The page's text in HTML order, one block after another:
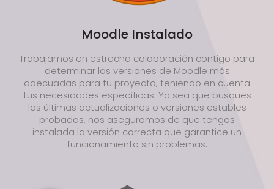
Moodle Instalado
Trabajamos en estrecha colaboración contigo para
determinar las versiones de Moodle más
adecuadas para tu proyecto, teniendo en cuenta
tus necesidades específicas. Ya sea que busques
las últimas actualizaciones o versiones estables
probadas, nos aseguramos de que tengas
instalada la versión correcta que garantice un
funcionamiento sin problemas.